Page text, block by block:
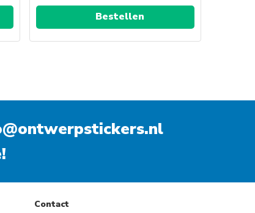
Bestellen
Contact